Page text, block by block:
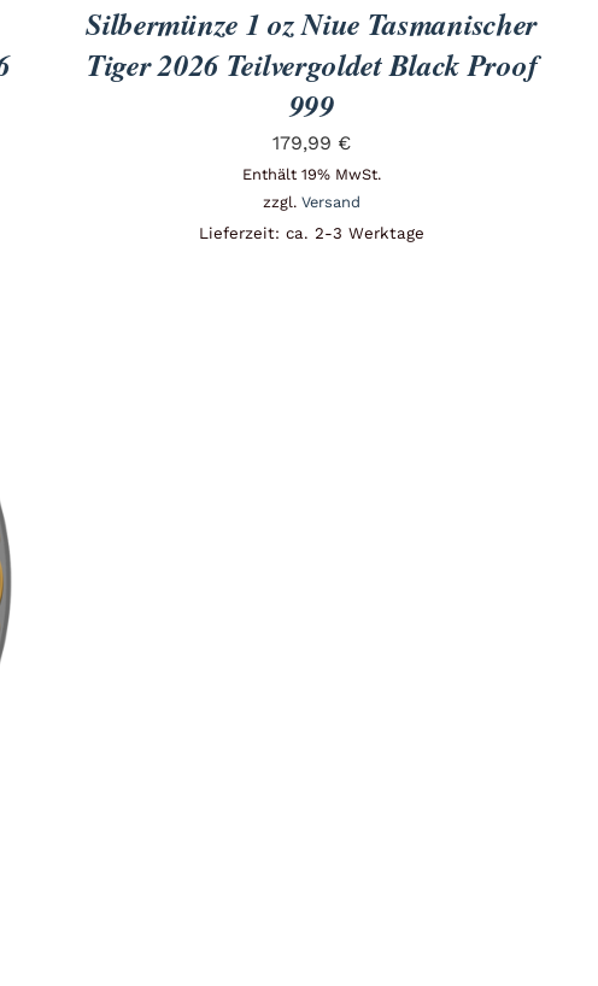
Silbermünze 1 oz Niue Tasmanischer
Tiger 2026 Teilvergoldet Black Proof
999
179,99 €
Enthält 19% MwSt.
zzgl.Versand
Lieferzeit: ca. 2-3 Werktage